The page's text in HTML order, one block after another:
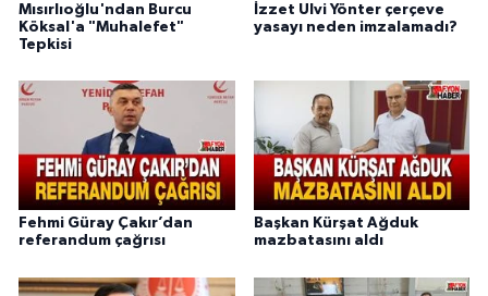
Mısırlıoğlu'ndan Burcu
Köksal'a "Muhalefet"
Tepkisi
İzzet Ulvi Yönter çerçeve
yasayı neden imzalamadı?
Fehmi Güray Çakır’dan
referandum çağrısı
Başkan Kürşat Ağduk
mazbatasını aldı